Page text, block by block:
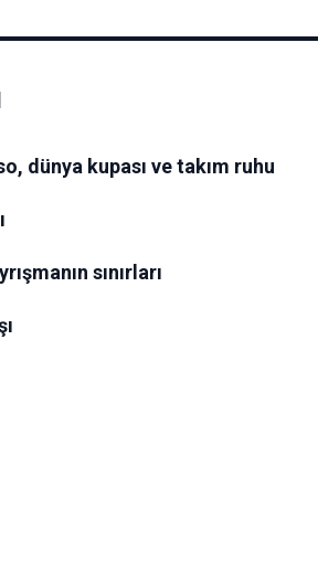
dünya kupası ve takım ruhu
sınırları